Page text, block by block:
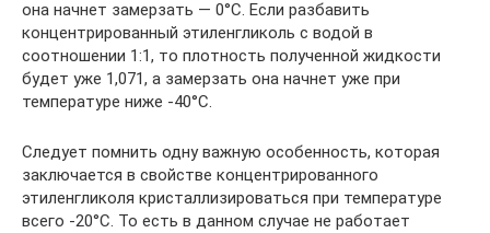
она начнет замерзать — 0°C. Если разбавить
концентрированный этиленгликоль с водой в
соотношении 1:1, то плотность полученной жидкости
будет уже 1,071, а замерзать она начнет уже при
температуре ниже -40°C.
Следует помнить одну важную особенность, которая
заключается в свойстве концентрированного
этиленгликоля кристаллизироваться при температуре
всего -20°C. То есть в данном случае не работает